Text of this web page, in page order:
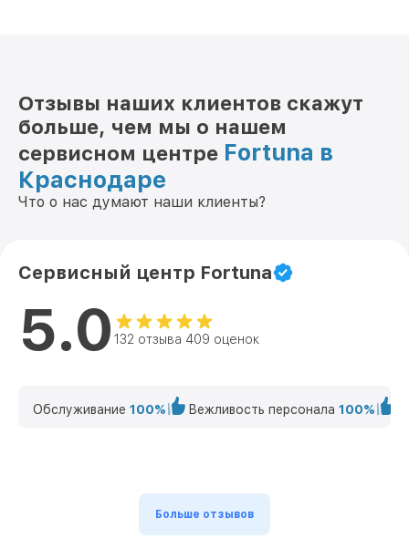
Отзывы наших клиентов скажут
больше, чем мы о нашем
сервисном центре Fortuna в
Краснодаре
Что о нас думают наши клиенты?
Сервисный центр Fortuna
5.0 132 отзыва 409 оценок
Обслуживание 100% Вежливость персонала 100%
Больше отзывов